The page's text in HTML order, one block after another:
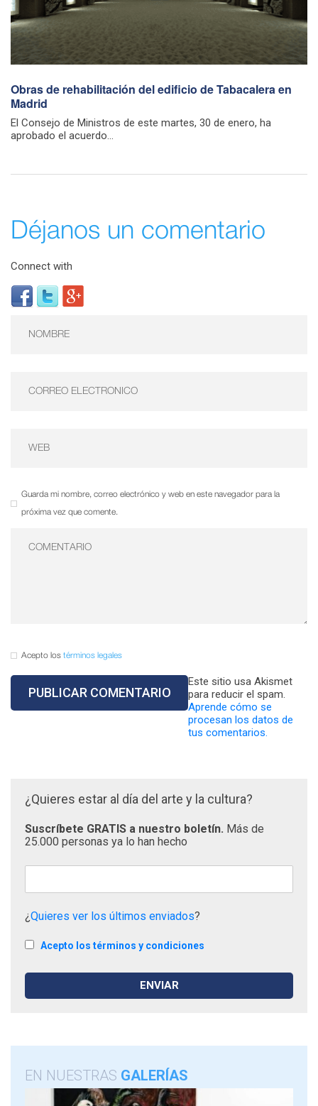
Obras de rehabilitación del edificio de Tabacalera en
Madrid
El Consejo de Ministros de este martes, 30 de enero, ha
aprobado el acuerdo...
Déjanos un comentario
Connect with
Guarda mi nombre, correo electrónico y web en este navegador para la
próxima vez que comente.
Acepto los términos legales
Este sitio usa Akismet
para reducir el spam.
Aprende cómo se
procesan los datos de
tus comentarios.
¿Quieres estar al día del arte y la cultura?
Suscríbete GRATIS a nuestro boletín. Más de
25.000 personas ya lo han hecho
¿Quieres ver los últimos enviados?
Acepto los términos y condiciones
EN NUESTRAS GALERÍAS